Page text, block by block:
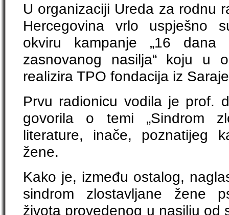
U organizaciji Ureda za rodnu
Hercegovina vrlo uspješno
okviru kampanje „16 dana
zasnovanog nasilja“ koju u
realizira TPO fondacija iz
Prvu radionicu vodila je prof.
govorila o temi „Sindrom
literature, inače, poznatijeg
žene.
Kako je, između ostalog,
sindrom zlostavljane žene
života provedenog u nasilju od